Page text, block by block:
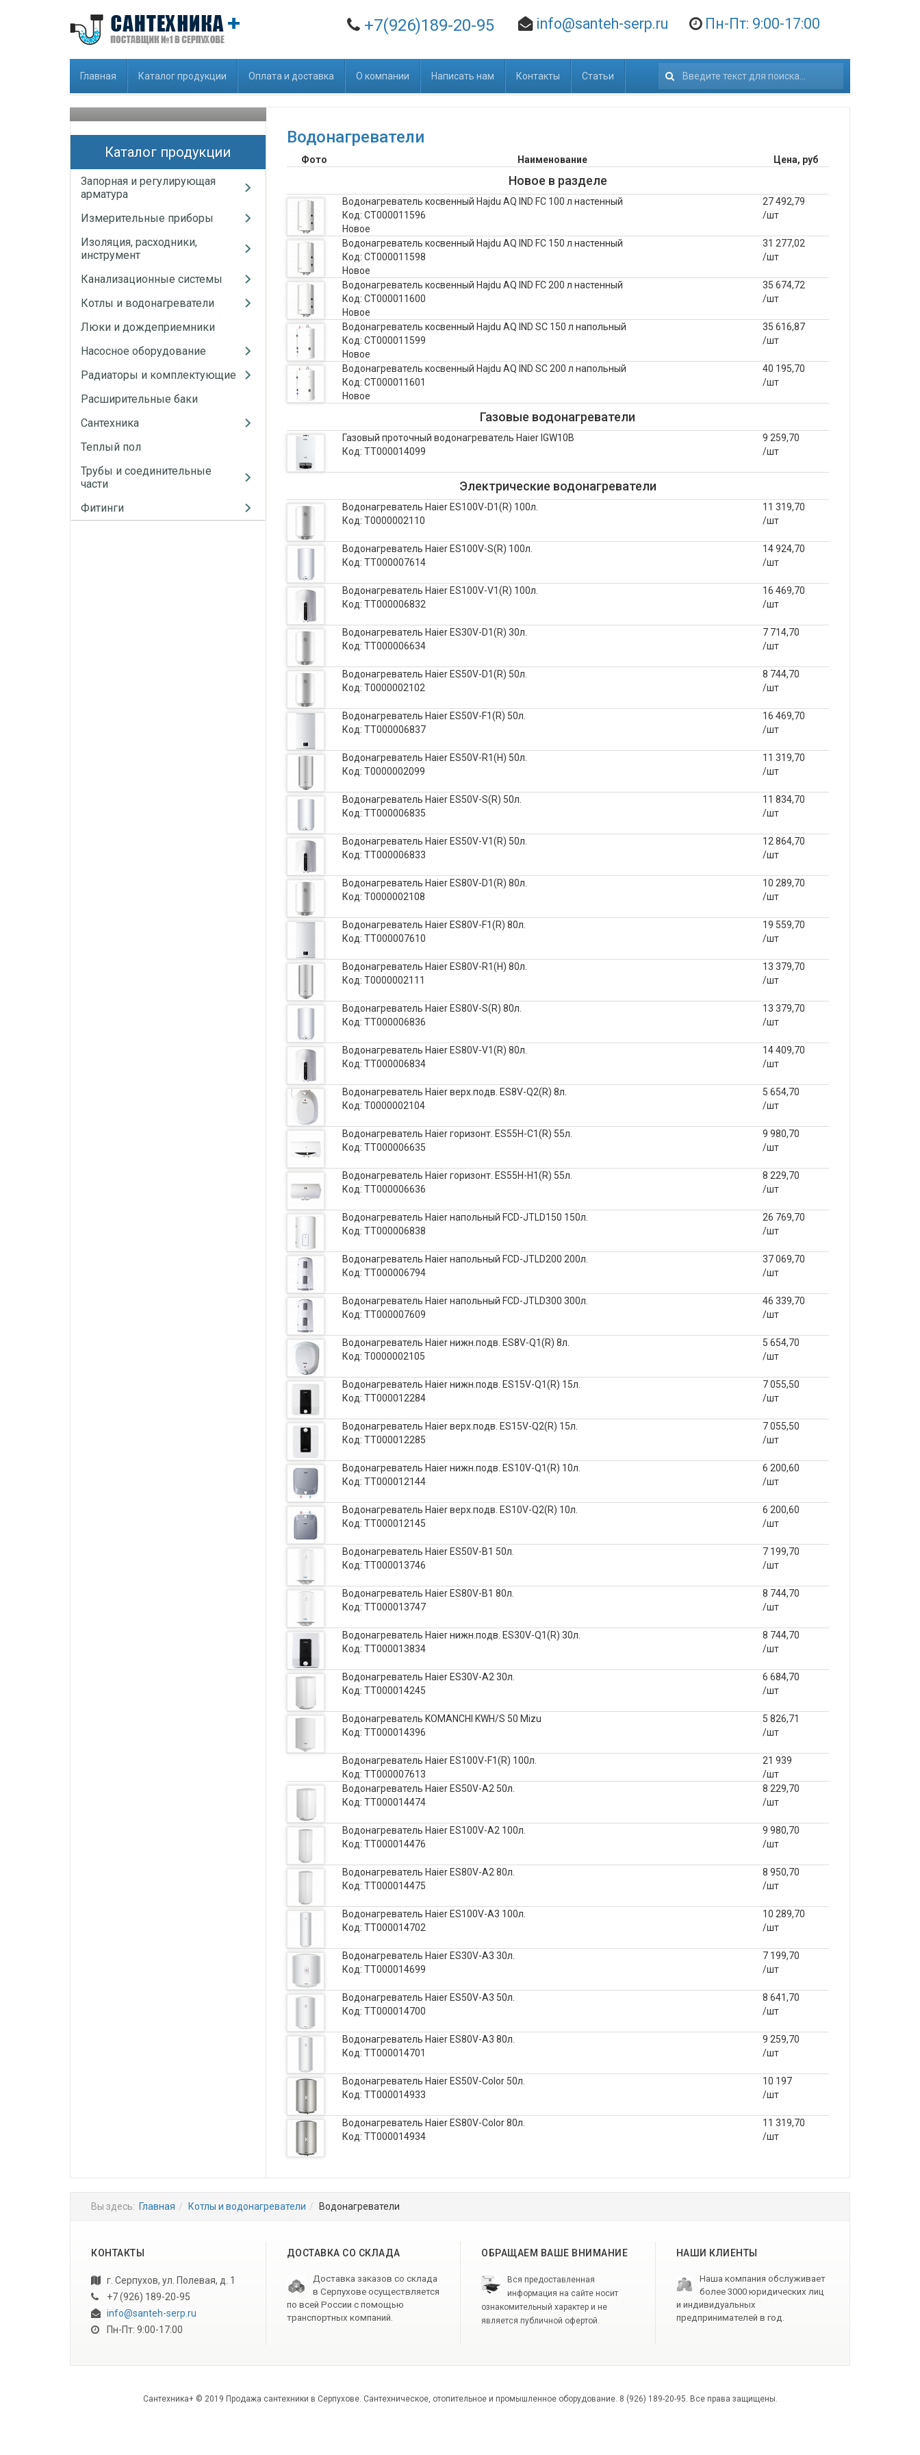
+7(926)189-20-95 info@santeh-serp.ru Пн-Пт: 9:00-17:00
Главная Каталог продукции Оплата и доставка О компании Написать нам Контакты Статьи Искать...
Водонагреватели
Фото Наименование Цена, руб
Новое в разделе
Водонагреватель косвенный Hajdu AQ IND FC 100 л настенный
Код: CТ000011596
Новое
27 492,79
/шт
Водонагреватель косвенный Hajdu AQ IND FC 150 л настенный
Код: CТ000011598
Новое
31 277,02
/шт
Водонагреватель косвенный Hajdu AQ IND FC 200 л настенный
Код: CТ000011600
Новое
35 674,72
/шт
Водонагреватель косвенный Hajdu AQ IND SC 150 л напольный
Код: CТ000011599
Новое
35 616,87
/шт
Водонагреватель косвенный Hajdu AQ IND SC 200 л напольный
Код: CТ000011601
Новое
40 195,70
/шт
Газовые водонагреватели
Газовый проточный водонагреватель Haier IGW10B
Код: ТТ000014099
9 259,70
/шт
Электрические водонагреватели
Водонагреватель Haier ES100V-D1(R) 100л.
Код: Т0000002110
11 319,70
/шт
Водонагреватель Haier ES100V-S(R) 100л.
Код: ТТ000007614
14 924,70
/шт
Водонагреватель Haier ES100V-V1(R) 100л.
Код: ТТ000006832
16 469,70
/шт
Водонагреватель Haier ES30V-D1(R) 30л.
Код: ТТ000006634
7 714,70
/шт
Водонагреватель Haier ES50V-D1(R) 50л.
Код: Т0000002102
8 744,70
/шт
Водонагреватель Haier ES50V-F1(R) 50л.
Код: ТТ000006837
16 469,70
/шт
Водонагреватель Haier ES50V-R1(H) 50л.
Код: Т0000002099
11 319,70
/шт
Водонагреватель Haier ES50V-S(R) 50л.
Код: ТТ000006835
11 834,70
/шт
Водонагреватель Haier ES50V-V1(R) 50л.
Код: ТТ000006833
12 864,70
/шт
Водонагреватель Haier ES80V-D1(R) 80л.
Код: Т0000002108
10 289,70
/шт
Водонагреватель Haier ES80V-F1(R) 80л.
Код: ТТ000007610
19 559,70
/шт
Водонагреватель Haier ES80V-R1(H) 80л.
Код: Т0000002111
13 379,70
/шт
Водонагреватель Haier ES80V-S(R) 80л.
Код: ТТ000006836
13 379,70
/шт
Водонагреватель Haier ES80V-V1(R) 80л.
Код: ТТ000006834
14 409,70
/шт
Водонагреватель Haier верх.подв. ES8V-Q2(R) 8л.
Код: Т0000002104
5 654,70
/шт
Водонагреватель Haier горизонт. ES55H-C1(R) 55л.
Код: ТТ000006635
9 980,70
/шт
Водонагреватель Haier горизонт. ES55H-H1(R) 55л.
Код: ТТ000006636
8 229,70
/шт
Водонагреватель Haier напольный FCD-JTLD150 150л.
Код: ТТ000006838
26 769,70
/шт
Водонагреватель Haier напольный FCD-JTLD200 200л.
Код: ТТ000006794
37 069,70
/шт
Водонагреватель Haier напольный FCD-JTLD300 300л.
Код: ТТ000007609
46 339,70
/шт
Водонагреватель Haier нижн.подв. ES8V-Q1(R) 8л.
Код: Т0000002105
5 654,70
/шт
Водонагреватель Haier нижн.подв. ES15V-Q1(R) 15л.
Код: ТТ000012284
7 055,50
/шт
Водонагреватель Haier верх.подв. ES15V-Q2(R) 15л.
Код: ТТ000012285
7 055,50
/шт
Водонагреватель Haier нижн.подв. ES10V-Q1(R) 10л.
Код: ТТ000012144
6 200,60
/шт
Водонагреватель Haier верх.подв. ES10V-Q2(R) 10л.
Код: ТТ000012145
6 200,60
/шт
Водонагреватель Haier ES50V-B1 50л.
Код: ТТ000013746
7 199,70
/шт
Водонагреватель Haier ES80V-B1 80л.
Код: ТТ000013747
8 744,70
/шт
Водонагреватель Haier нижн.подв. ES30V-Q1(R) 30л.
Код: ТТ000013834
8 744,70
/шт
Водонагреватель Haier ES30V-A2 30л.
Код: ТТ000014245
6 684,70
/шт
Водонагреватель KOMANCHI KWH/S 50 Mizu
Код: ТТ000014396
5 826,71
/шт
Водонагреватель Haier ES100V-F1(R) 100л.
Код: ТТ000007613
21 939
/шт
Водонагреватель Haier ES50V-A2 50л.
Код: ТТ000014474
8 229,70
/шт
Водонагреватель Haier ES100V-A2 100л.
Код: ТТ000014476
9 980,70
/шт
Водонагреватель Haier ES80V-A2 80л.
Код: ТТ000014475
8 950,70
/шт
Водонагреватель Haier ES100V-A3 100л.
Код: ТТ000014702
10 289,70
/шт
Водонагреватель Haier ES30V-A3 30л.
Код: ТТ000014699
7 199,70
/шт
Водонагреватель Haier ES50V-A3 50л.
Код: ТТ000014700
8 641,70
/шт
Водонагреватель Haier ES80V-A3 80л.
Код: ТТ000014701
9 259,70
/шт
Водонагреватель Haier ES50V-Color 50л.
Код: ТТ000014933
10 197
/шт
Водонагреватель Haier ES80V-Color 80л.
Код: ТТ000014934
11 319,70
/шт
Каталог продукции
Запорная и регулирующая
арматура
Измерительные приборы
Изоляция, расходники,
инструмент
Канализационные системы
Котлы и водонагреватели
Люки и дождеприемники
Насосное оборудование
Радиаторы и комплектующие
Расширительные баки
Сантехника
Теплый пол
Трубы и соединительные
части
Фитинги
Вы здесь: Главная Котлы и водонагреватели Водонагреватели
КОНТАКТЫ
г. Серпухов, ул. Полевая, д. 1
+7 (926) 189-20-95
info@santeh-serp.ru
Пн-Пт: 9:00-17:00
ДОСТАВКА СО СКЛАДА
Доставка заказов со склада
в Серпухове осуществляется
по всей России с помощью
транспортных компаний.
ОБРАЩАЕМ ВАШЕ ВНИМАНИЕ
Вся предоставленная
информация на сайте носит
ознакомительный характер и не
является публичной офертой.
НАШИ КЛИЕНТЫ
Наша компания обслуживает
более 3000 юридических лиц
и индивидуальных
предпринимателей в год.
Сантехника+ © 2019 Продажа сантехники в Серпухове. Сантехническое, отопительное и промышленное оборудование. 8 (926) 189-20-95. Все права защищены.